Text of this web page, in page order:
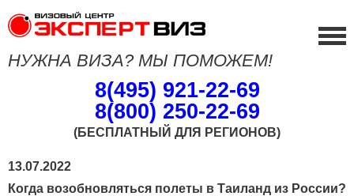
НУЖНА ВИЗА? МЫ ПОМОЖЕМ!
8(495) 921-22-69
8(800) 250-22-69
(БЕСПЛАТНЫЙ ДЛЯ РЕГИОНОВ)
13.07.2022
Когда возобновляться полеты в Таиланд из России?